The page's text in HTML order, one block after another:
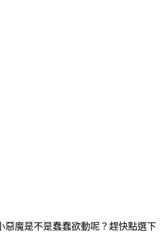
惡魔是不是蠢蠢欲動呢？趕快點選下